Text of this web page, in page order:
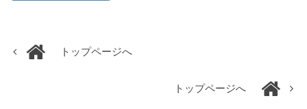
トップページへ
トップページへ